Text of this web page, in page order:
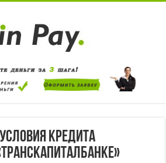
кредита